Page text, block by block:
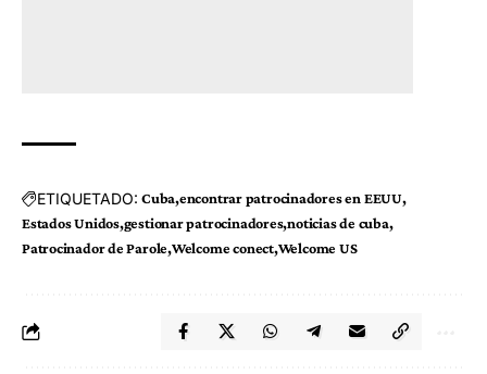
ETIQUETADO: Cuba encontrar patrocinadores en EEUU
Estados Unidos gestionar patrocinadores noticias de cuba
Patrocinador de Parole Welcome conect Welcome US